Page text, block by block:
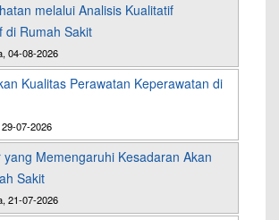
melalui Analisis Kualitatif
di Rumah Sakit
04-08-2026
Kualitas Perawatan Keperawatan di
07-2026
yang Memengaruhi Kesadaran Akan
Sakit
21-07-2026